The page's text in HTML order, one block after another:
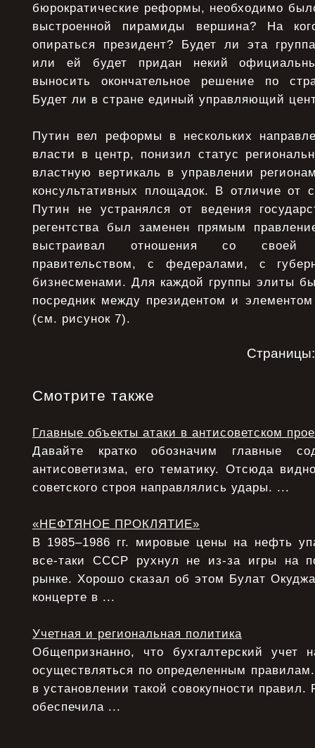
бюрократические реформы, необходимо
выстроенной пирамиды вершина? На
опираться президент? Будет ли эта
или ей будет придан некий
выносить окончательное решение по
Будет ли в стране единый управляющий
Путин вел реформы в нескольких
власти в центр, понизил статус
властную вертикаль в управлении
консультативных площадок. В отличие от
Путин не устранялся от ведения
регентства был заменен прямым
выстраивал отношения со своей
правительством, с федералами, с
бизнесменами. Для каждой группы элиты
посредник между президентом и
(см. рисунок 7).
Смотрите также
Главные объекты атаки в антисоветском
Давайте кратко обозначим главные
антисоветизма, его тематику. Отсюда
советского строя направлялись удары. ...
«НЕФТЯНОЕ ПРОКЛЯТИЕ»
В 1985–1986 гг. мировые цены на нефть
все-таки СССР рухнул не из-за игры на
рынке. Хорошо сказал об этом Булат
концерте в ...
Учетная и региональная политика
Общепризнанно, что бухгалтерский учет
осуществляться по определенным
в установлении такой совокупности
обеспечила ...